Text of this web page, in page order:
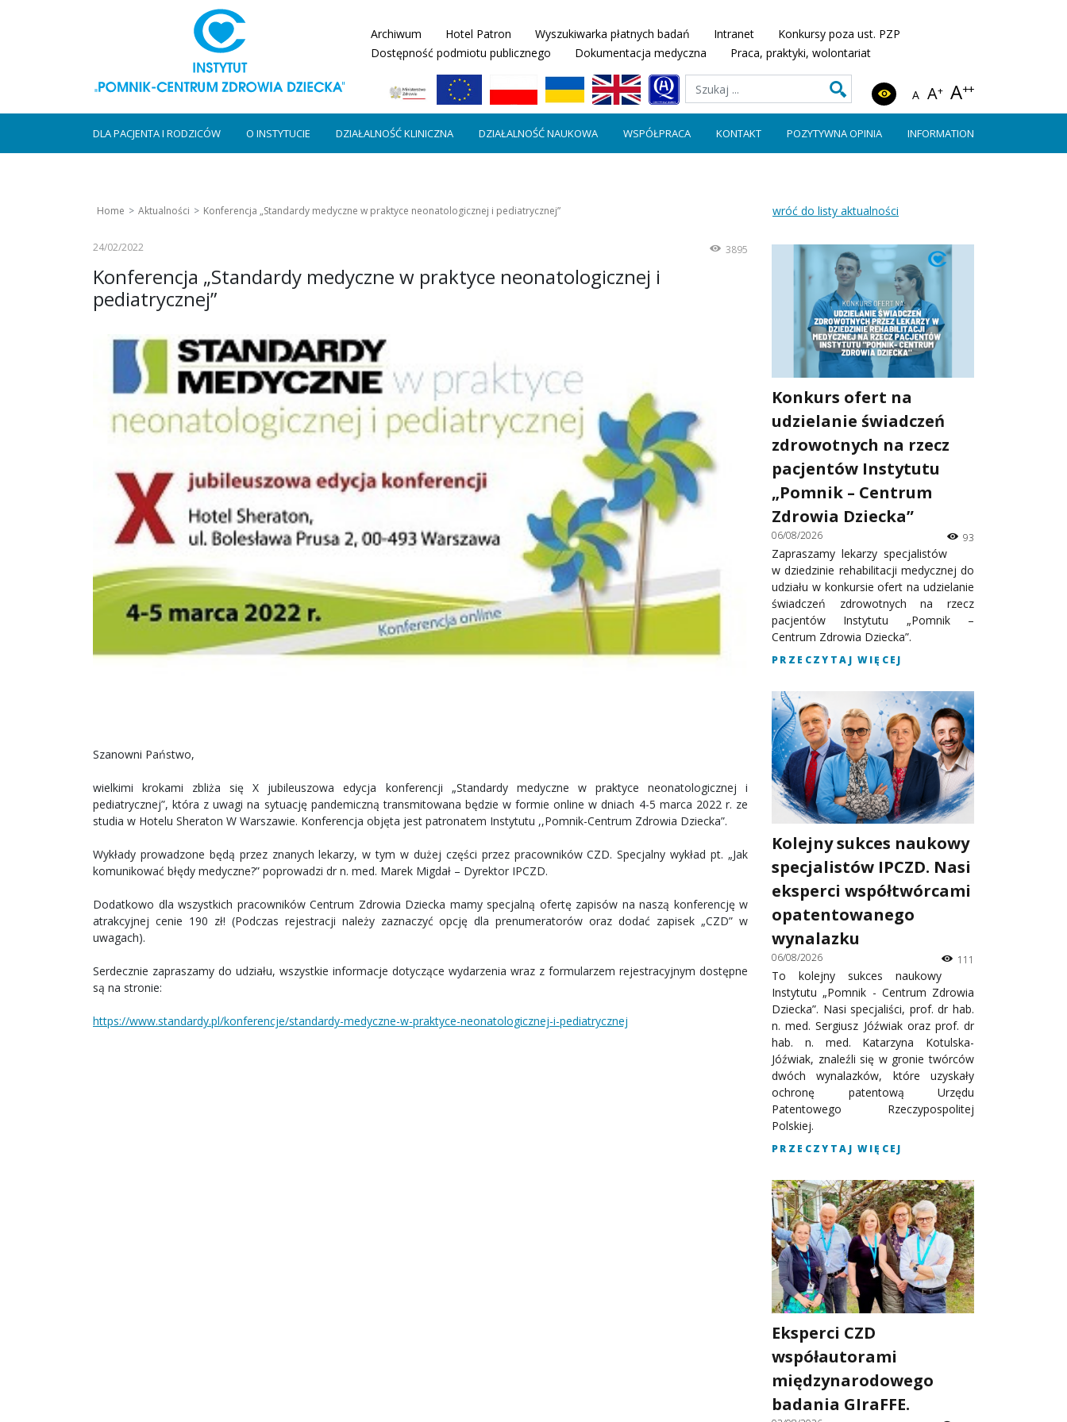
Archiwum Hotel Patron Wyszukiwarka płatnych badań Intranet
Konkursy poza ust. PZP
Dostępność podmiotu publicznego
Dokumentacja medyczna Praca, praktyki, wolontariat
A A+ A++
DLA PACJENTA I RODZICÓW O INSTYTUCIE DZIAŁALNOŚĆ KLINICZNA DZIAŁALNOŚĆ NAUKOWA WSPÓŁPRACA KONTAKT POZYTYWNA OPINIA INFORMATION
Home Aktualności Konferencja „Standardy medyczne w praktyce neonatologicznej i pediatrycznej”
24/02/2022 3895
Konferencja „Standardy medyczne w praktyce neonatologicznej i
pediatrycznej”
Szanowni Państwo,
wielkimi krokami zbliża się X jubileuszowa edycja konferencji „Standardy medyczne w praktyce neonatologicznej i
pediatrycznej”, która z uwagi na sytuację pandemiczną transmitowana będzie w formie online w dniach 4-5 marca 2022 r. ze
studia w Hotelu Sheraton W Warszawie. Konferencja objęta jest patronatem Instytutu ,,Pomnik-Centrum Zdrowia Dziecka”.
Wykłady prowadzone będą przez znanych lekarzy, w tym w dużej części przez pracowników CZD. Specjalny wykład pt. „Jak
komunikować błędy medyczne?” poprowadzi dr n. med. Marek Migdał – Dyrektor IPCZD.
Dodatkowo dla wszystkich pracowników Centrum Zdrowia Dziecka mamy specjalną ofertę zapisów na naszą konferencję w
atrakcyjnej cenie 190 zł! (Podczas rejestracji należy zaznaczyć opcję dla prenumeratorów oraz dodać zapisek „CZD” w
uwagach).
Serdecznie zapraszamy do udziału, wszystkie informacje dotyczące wydarzenia wraz z formularzem rejestracyjnym dostępne
są na stronie:
https://www.standardy.pl/konferencje/standardy-medyczne-w-praktyce-neonatologicznej-i-pediatrycznej
wróć do listy aktualności
Konkurs ofert na
udzielanie świadczeń
zdrowotnych na rzecz
pacjentów Instytutu
„Pomnik – Centrum
Zdrowia Dziecka”
06/08/2026 93
Zapraszamy lekarzy specjalistów
w dziedzinie rehabilitacji medycznej do
udziału w konkursie ofert na udzielanie
świadczeń zdrowotnych na rzecz
pacjentów Instytutu „Pomnik –
Centrum Zdrowia Dziecka”.
PRZECZYTAJ WIĘCEJ
Kolejny sukces naukowy
specjalistów IPCZD. Nasi
eksperci współtwórcami
opatentowanego
wynalazku
06/08/2026 111
To kolejny sukces naukowy
Instytutu „Pomnik - Centrum Zdrowia
Dziecka”. Nasi specjaliści, prof. dr hab.
n. med. Sergiusz Jóźwiak oraz prof. dr
hab. n. med. Katarzyna Kotulska-
Jóźwiak, znaleźli się w gronie twórców
dwóch wynalazków, które uzyskały
ochronę patentową Urzędu
Patentowego Rzeczypospolitej
Polskiej.
PRZECZYTAJ WIĘCEJ
Eksperci CZD
współautorami
międzynarodowego
badania GIraFFE.